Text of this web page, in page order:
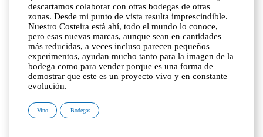
descartamos colaborar con otras bodegas de otras
zonas. Desde mi punto de vista resulta imprescindible.
Nuestro Costeira está ahí, todo el mundo lo conoce,
pero esas nuevas marcas, aunque sean en cantidades
más reducidas, a veces incluso parecen pequeños
experimentos, ayudan mucho tanto para la imagen de la
bodega como para vender porque es una forma de
demostrar que este es un proyecto vivo y en constante
evolución.
Vino Bodegas